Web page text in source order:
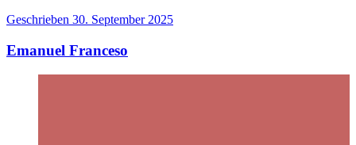
Geschrieben 30. September 2025
Emanuel Franceso